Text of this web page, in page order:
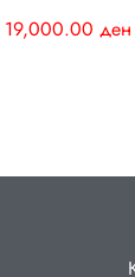
19,000.00 ден